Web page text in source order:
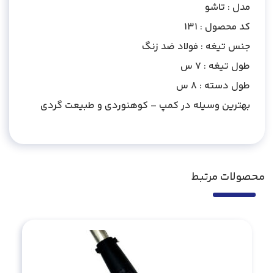
مدل : تاشو
کد محصول : 131
جنس تیغه : فولاد ضد زنگ
طول تیغه : 7 س
طول دسته : 8 س
بهترین وسیله در کمپ – کوهنوردی و طبیعت گردی
محصولات مرتبط